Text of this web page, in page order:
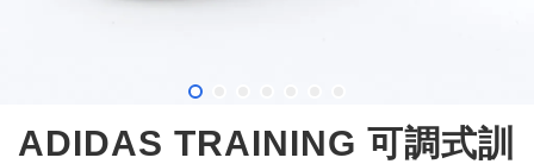
ADIDAS TRAINING 可調式訓